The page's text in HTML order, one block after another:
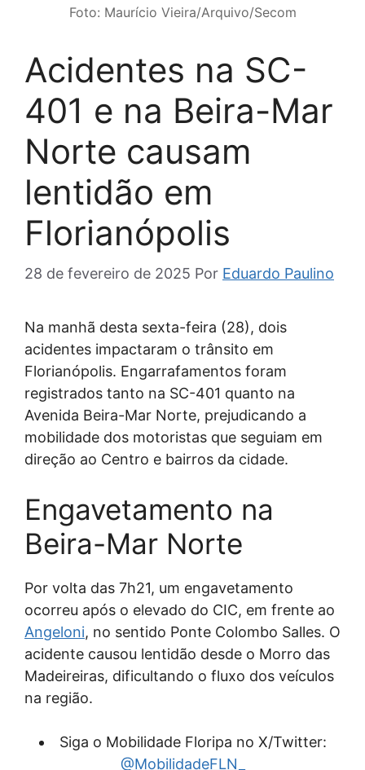
Foto: Maurício Vieira/Arquivo/Secom
Acidentes na SC-
401 e na Beira-Mar
Norte causam
lentidão em
Florianópolis
28 de fevereiro de 2025 Por Eduardo Paulino
Na manhã desta sexta-feira (28), dois
acidentes impactaram o trânsito em
Florianópolis. Engarrafamentos foram
registrados tanto na SC-401 quanto na
Avenida Beira-Mar Norte, prejudicando a
mobilidade dos motoristas que seguiam em
direção ao Centro e bairros da cidade.
Engavetamento na
Beira-Mar Norte
Por volta das 7h21, um engavetamento
ocorreu após o elevado do CIC, em frente ao
Angeloni, no sentido Ponte Colombo Salles. O
acidente causou lentidão desde o Morro das
Madeireiras, dificultando o fluxo dos veículos
na região.
Siga o Mobilidade Floripa no X/Twitter:
@MobilidadeFLN_